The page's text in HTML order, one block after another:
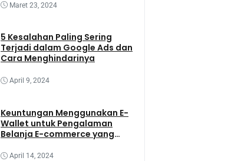
Maret 23, 2024
5 Kesalahan Paling Sering
Terjadi dalam Google Ads dan
Cara Menghindarinya
April 9, 2024
Keuntungan Menggunakan E-
Wallet untuk Pengalaman
Belanja E-commerce yang
April 14, 2024